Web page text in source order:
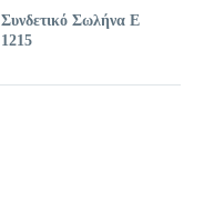
Συνδετικό Σωλήνα Ε
1215